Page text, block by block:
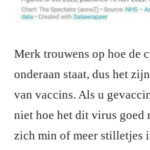
Merk trouwens op hoe de
onderaan staat, dus het
van vaccins. Als u
niet hoe het dit virus goed
zich min of meer stilletjes